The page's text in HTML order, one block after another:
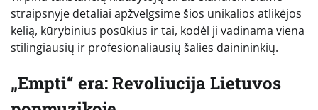
straipsnyje detaliai apžvelgsime šios unikalios atlikėjos
kelią, kūrybinius posūkius ir tai, kodėl ji vadinama viena
stilingiausių ir profesionaliausių šalies dainininkių.
„Empti“ era: Revoliucija Lietuvos